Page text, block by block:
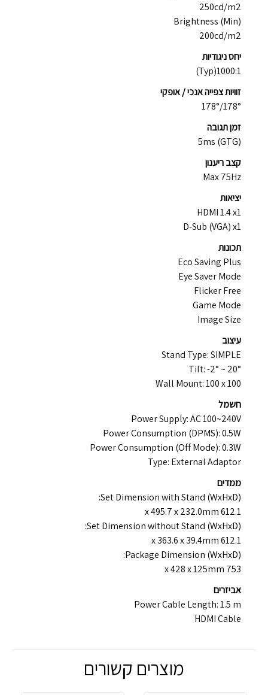
250cd/m2
Brightness (Min)
200cd/m2
יחס ניגודיות
1000:1(Typ)
זוויותצפייה אנכי / אופקי
178°/178°
זמן תגובה
5ms (GTG)
קצבריענון
Max 75Hz
יציאות
HDMI 1.4 x1
D-Sub (VGA) x1
תכונות
Eco Saving Plus
Eye Saver Mode
Flicker Free
Game Mode
Image Size
עיצוב
Stand Type: SIMPLE
Tilt: -2° ~ 20°
Wall Mount: 100 x 100
חשמל
Power Supply: AC 100~240V
Power Consumption (DPMS): 0.5W
Power Consumption (Off Mode): 0.3W
Type: External Adaptor
ממדים
Set Dimension with Stand (WxHxD):
612.1 x 495.7 x 232.0mm
Set Dimension without Stand (WxHxD):
612.1 x 363.6 x 39.4mm
Package Dimension (WxHxD):
753 x 428 x 125mm
אביזרים
Power Cable Length: 1.5 m
HDMI Cable
מוצרים קשורים